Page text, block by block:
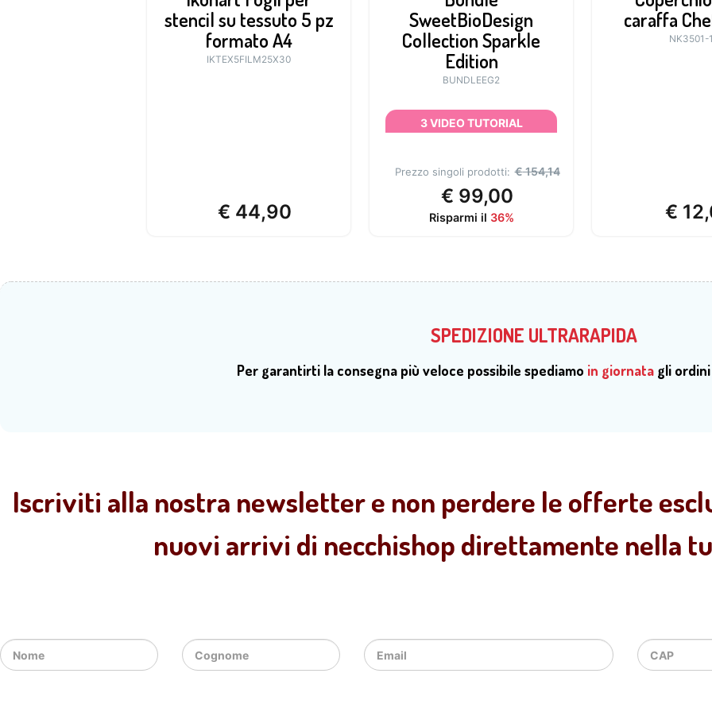
stencil su tessuto 5 pz
formato A4
IKTEX5FILM25X30
€ 44,90
SweetBioDesign
Collection Sparkle
Edition
BUNDLEEG2
3 VIDEO TUTORIAL
Prezzo singoli prodotti: €154,14
€ 99,00
Risparmi il 36%
caraffa
NK3501-
€
SPEDIZIONE ULTRARAPIDA
Per garantirti la consegna più veloce possibile spediamo in giornatagli ordini
Iscriviti alla nostra newsletter e non perdere le offerte
nuovi arrivi di necchishop direttamente nella